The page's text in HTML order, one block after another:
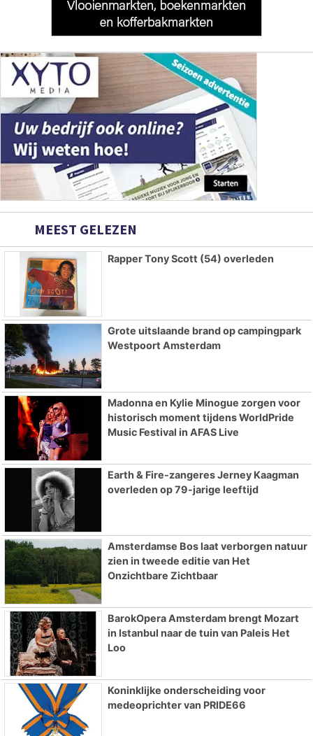
MEEST GELEZEN
Rapper Tony Scott (54) overleden
Grote uitslaande brand op campingpark
Westpoort Amsterdam
Madonna en Kylie Minogue zorgen voor
historisch moment tijdens WorldPride
Music Festival in AFAS Live
Earth & Fire-zangeres Jerney Kaagman
overleden op 79-jarige leeftijd
Amsterdamse Bos laat verborgen natuur
zien in tweede editie van Het
Onzichtbare Zichtbaar
BarokOpera Amsterdam brengt Mozart
in Istanbul naar de tuin van Paleis Het
Loo
Koninklijke onderscheiding voor
medeoprichter van PRIDE66